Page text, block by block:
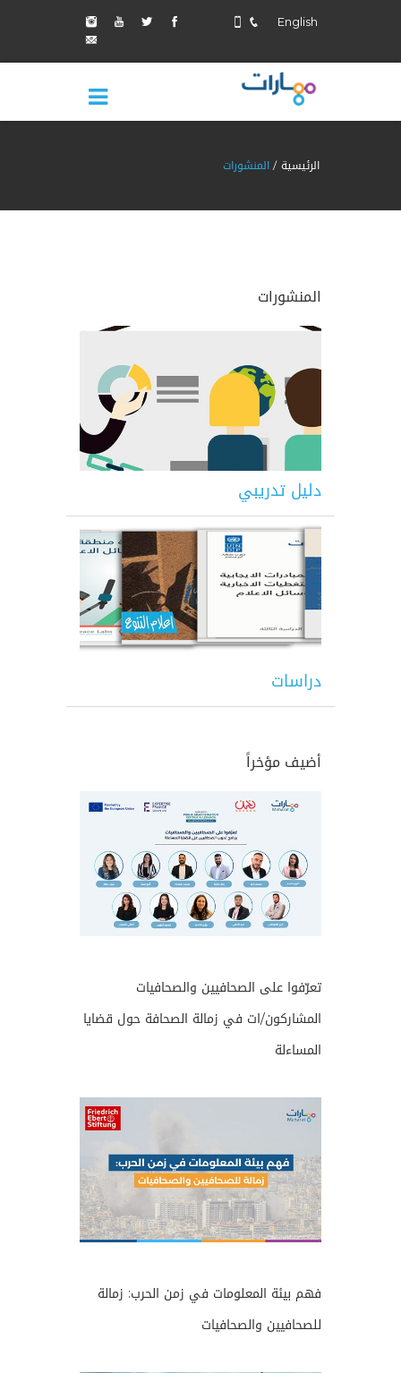
English
الرئيسية المنشورات
المنشورات
دليل تدريبي
دراسات
أضيف مؤخراً
تعرّفوا على الصحافيين والصحافيات
المشاركون/ات في زمالة الصحافة حول قضايا
المساءلة
فهم بيئة المعلومات في زمن الحرب: زمالة
للصحافيين والصحافيات